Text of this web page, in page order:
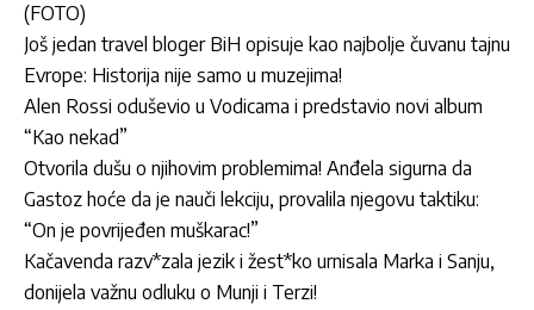
(FOTO)
Još jedan travel bloger BiH opisuje kao najbolje čuvanu tajnu
Evrope: Historija nije samo u muzejima!
Alen Rossi oduševio u Vodicama i predstavio novi album
“Kao nekad”
Otvorila dušu o njihovim problemima! Anđela sigurna da
Gastoz hoće da je nauči lekciju, provalila njegovu taktiku:
“On je povrijeđen muškarac!”
Kačavenda razv*zala jezik i žest*ko urnisala Marka i Sanju,
donijela važnu odluku o Munji i Terzi!